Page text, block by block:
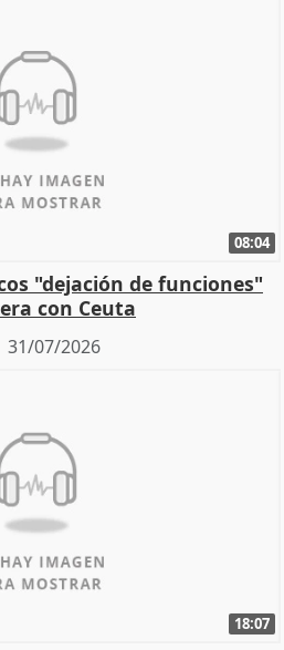
08:04
"dejación de funciones"
con Ceuta
31/07/2026
18:07